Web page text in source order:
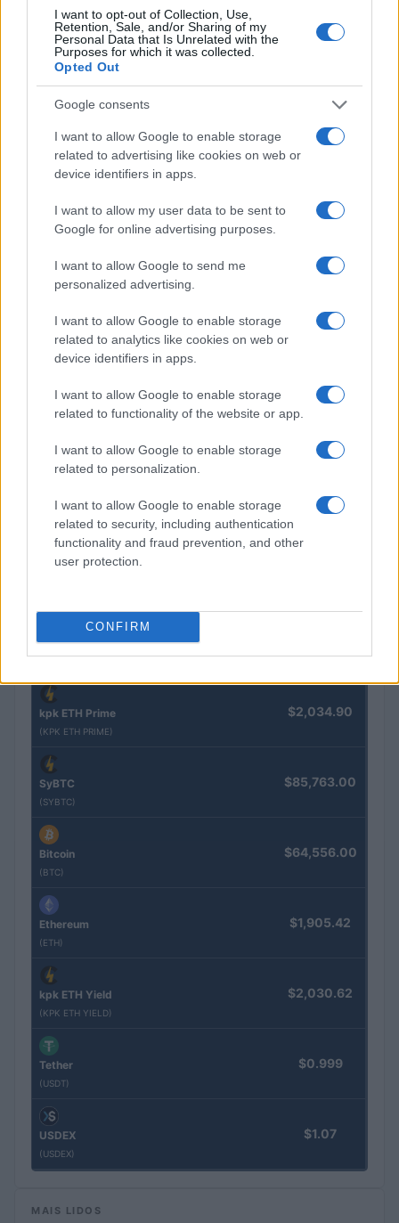
I want to opt-out of Collection, Use,
Retention, Sale, and/or Sharing of my
Personal Data that Is Unrelated with the
Purposes for which it was collected.
Opted Out
Google consents
I want to allow Google to enable storage
related to advertising like cookies on web or
device identifiers in apps.
I want to allow my user data to be sent to
Google for online advertising purposes.
I want to allow Google to send me
personalized advertising.
I want to allow Google to enable storage
related to analytics like cookies on web or
device identifiers in apps.
I want to allow Google to enable storage
related to functionality of the website or app.
I want to allow Google to enable storage
related to personalization.
I want to allow Google to enable storage
related to security, including authentication
functionality and fraud prevention, and other
user protection.
CONFIRM
Bruno Costa · 5 ago 2026
FINANÇA
Como a IA está redefinindo o marketing empresarial brasileiro
em 2026
Bruno Costa · 5 ago 2026
Nome Preço
Kinza Babylon Staked BTC
(KBTC)
$83,270.00
Eureka Bridged PAX Gold (Terra
JDB
kpk ETH Prime
(KPK ETH PRIME)
$2,034.90
SyBTC
(SYBTC)
$85,763.00
Bitcoin
(BTC)
$64,556.00
Ethereum
(ETH)
$1,905.42
kpk ETH Yield
(KPK ETH YIELD)
$2,030.62
Tether
(USDT)
$0.999
USDEX
(USDEX)
$1.07
MAIS LIDOS